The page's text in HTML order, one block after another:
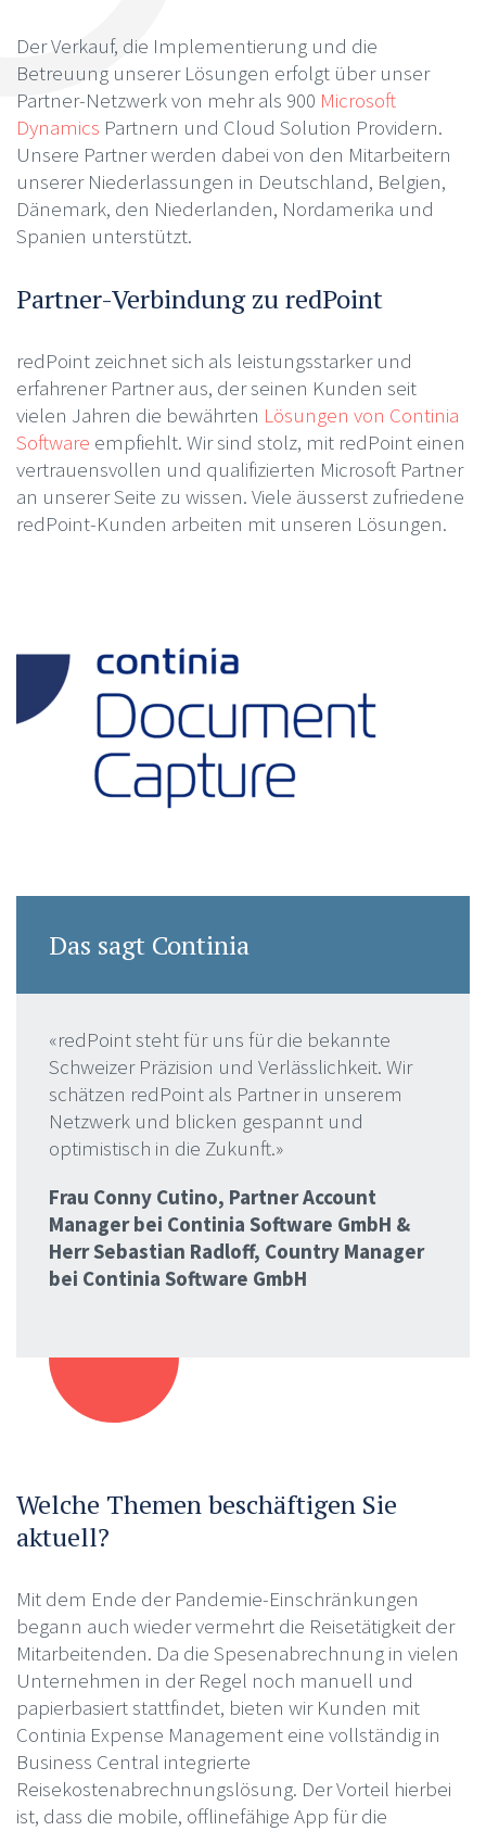
Der Verkauf, die Implementierung und die
Betreuung unserer Lösungen erfolgt über unser
Partner-Netzwerk von mehr als 900 Microsoft
Dynamics Partnern und Cloud Solution Providern.
Unsere Partner werden dabei von den Mitarbeitern
unserer Niederlassungen in Deutschland, Belgien,
Dänemark, den Niederlanden, Nordamerika und
Spanien unterstützt.
Partner-Verbindung zu redPoint
redPoint zeichnet sich als leistungsstarker und
erfahrener Partner aus, der seinen Kunden seit
vielen Jahren die bewährten Lösungen von Continia
Software empfiehlt. Wir sind stolz, mit redPoint einen
vertrauensvollen und qualifizierten Microsoft Partner
an unserer Seite zu wissen. Viele äusserst zufriedene
redPoint-Kunden arbeiten mit unseren Lösungen.
Das sagt Continia
«redPoint steht für uns für die bekannte
Schweizer Präzision und Verlässlichkeit. Wir
schätzen redPoint als Partner in unserem
Netzwerk und blicken gespannt und
optimistisch in die Zukunft.»
Frau Conny Cutino, Partner Account
Manager bei Continia Software GmbH &
Herr Sebastian Radloff, Country Manager
bei Continia Software GmbH
Welche Themen beschäftigen Sie
aktuell?
Mit dem Ende der Pandemie-Einschränkungen
begann auch wieder vermehrt die Reisetätigkeit der
Mitarbeitenden. Da die Spesenabrechnung in vielen
Unternehmen in der Regel noch manuell und
papierbasiert stattfindet, bieten wir Kunden mit
Continia Expense Management eine vollständig in
Business Central integrierte
Reisekostenabrechnungslösung. Der Vorteil hierbei
ist, dass die mobile, offlinefähige App für die